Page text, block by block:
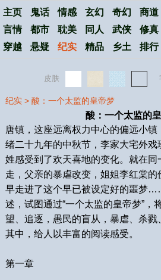
主页 鬼话 情感 玄幻 奇幻 商道
言情
都市 耽美 同人 武侠 修真
穿越
悬疑 纪实 精品 乡土 排行
皮肤
纪实> 酸：一个太监的皇帝梦
酸：一个太监的
唐镇，这座远离权力中心的偏远小
绪二十九年的中秋节，李家大宅外
姓感受到了欢天喜地的变化。就在同
走，父亲的暴虐改变，姐姐李红棠
早走进了这个早已被设定好的噩梦
述，试图通过“一个太监的皇帝梦”，
望、追逐，愚民的盲从，暴虐、杀
其中，给人以丰富的阅读感受。
第一章